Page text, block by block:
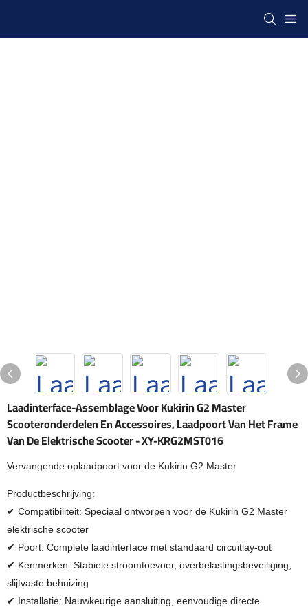
Laadinterface-Assemblage Voor Kukirin G2 Master
Scooteronderdelen En Accessoires, Laadpoort Van Het Frame
Van De Elektrische Scooter - XY-KRG2MST016
Vervangende oplaadpoort voor de Kukirin G2 Master
Productbeschrijving:
✔ Compatibiliteit: Speciaal ontworpen voor de Kukirin G2 Master
elektrische scooter
✔ Poort: Complete laadinterface met standaard circuitlay-out
✔ Kenmerken: Stabiele stroomtoevoer, overbelastingsbeveiliging,
slijtvaste behuizing
✔ Installatie: Nauwkeurige aansluiting, eenvoudige directe